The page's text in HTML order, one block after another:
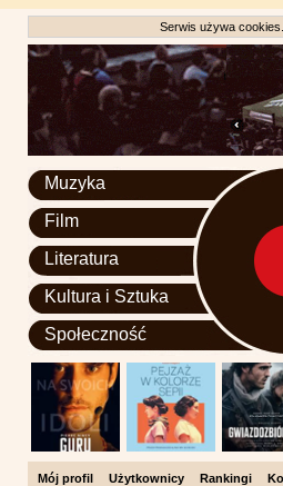
Serwis używa
Muzyka
Film
Literatura
Kultura i Sztuka
Społeczność
Mój profil Użytkownicy Rankingi